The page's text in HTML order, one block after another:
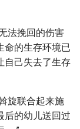
法挽回的伤害
命的生存环境已
自己失去了生存
旋联合起来施
后的幼儿送回过